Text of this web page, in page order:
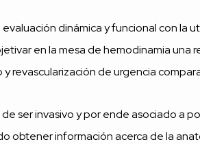
dinámica y funcional con
en la mesa de hemodinamia
revascularización de urgencia
ser invasivo y por ende asociado a
obtener información acerca de la